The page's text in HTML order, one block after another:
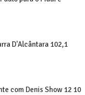
D'Alcântara 102,1
com Denis Show 12 10